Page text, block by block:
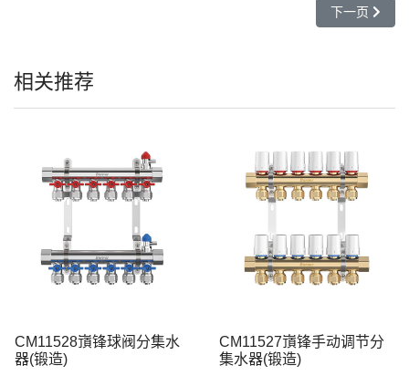
下一篇文章:
下一页
相关推荐
CM11528嵿锋球阀分集水
器(锻造)
CM11527嵿锋手动调节分
集水器(锻造)